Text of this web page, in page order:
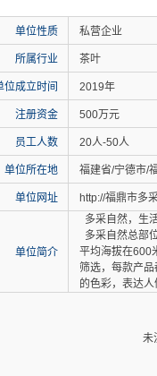
单位性质 私营企业
所属行业 茶叶
位成立时间 2019年
注册资金 500万元
员工人数 20人-50人
单位所在地 福建省/宁德市/
单位网址 http://福鼎市多
单位简介
多采自然，生
多采自然总部
平均海拔在600
筛选，每款产
的色彩，表达
未